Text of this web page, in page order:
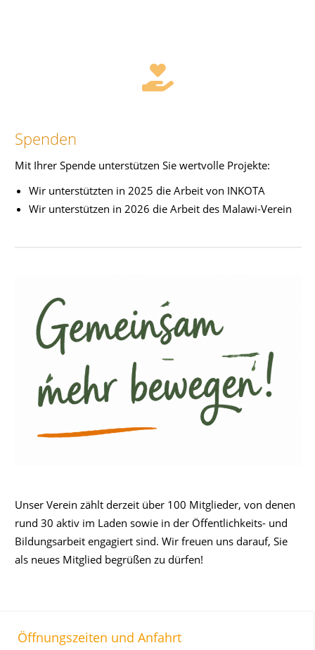
Spenden
Mit Ihrer Spende unterstützen Sie wertvolle Projekte:
Wir unterstützten in 2025 die Arbeit von INKOTA
Wir unterstützen in 2026 die Arbeit des Malawi-Verein
Unser Verein zählt derzeit über 100 Mitglieder, von denen
rund 30 aktiv im Laden sowie in der Öffentlichkeits- und
Bildungsarbeit engagiert sind. Wir freuen uns darauf, Sie
als neues Mitglied begrüßen zu dürfen!
Öffnungszeiten und Anfahrt